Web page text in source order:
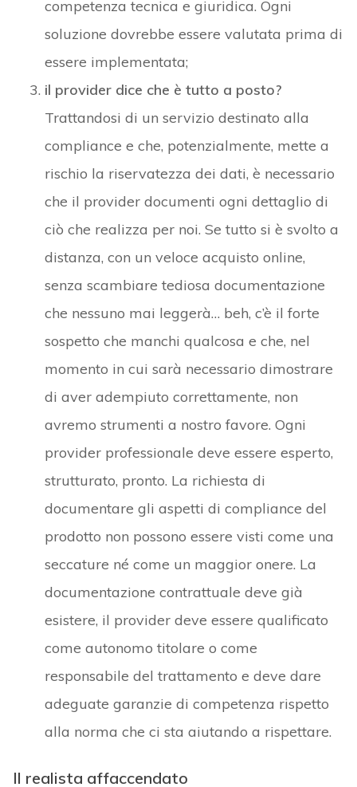
competenza tecnica e giuridica. Ogni
soluzione dovrebbe essere valutata prima di
essere implementata;
il provider dice che è tutto a posto?
Trattandosi di un servizio destinato alla
compliance e che, potenzialmente, mette a
rischio la riservatezza dei dati, è necessario
che il provider documenti ogni dettaglio di
ciò che realizza per noi. Se tutto si è svolto a
distanza, con un veloce acquisto online,
senza scambiare tediosa documentazione
che nessuno mai leggerà… beh, c’è il forte
sospetto che manchi qualcosa e che, nel
momento in cui sarà necessario dimostrare
di aver adempiuto correttamente, non
avremo strumenti a nostro favore. Ogni
provider professionale deve essere esperto,
strutturato, pronto. La richiesta di
documentare gli aspetti di compliance del
prodotto non possono essere visti come una
seccature né come un maggior onere. La
documentazione contrattuale deve già
esistere, il provider deve essere qualificato
come autonomo titolare o come
responsabile del trattamento e deve dare
adeguate garanzie di competenza rispetto
alla norma che ci sta aiutando a rispettare.
Il realista affaccendato